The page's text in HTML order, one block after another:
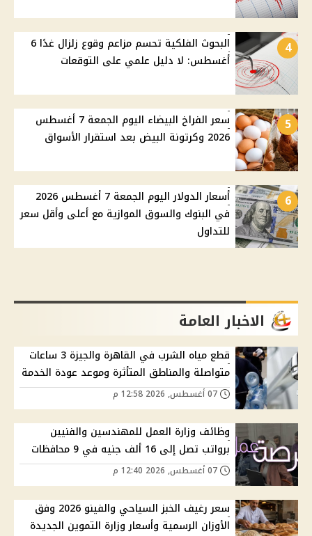
4
البحوث الفلكية تحسم مزاعم وقوع زلزال غدًا 6
أغسطس: لا دليل علمي على التوقعات
5
سعر الفراخ البيضاء اليوم الجمعة 7 أغسطس
2026 وكرتونة البيض بعد استقرار الأسواق
6
أسعار الدولار اليوم الجمعة 7 أغسطس 2026
في البنوك والسوق الموازية مع أعلى وأقل سعر
للتداول
الاخبار العامة
قطع مياه الشرب في القاهرة والجيزة 3 ساعات
متواصلة والمناطق المتأثرة وموعد عودة الخدمة
وظائف وزارة العمل للمهندسين والفنيين
برواتب تصل إلى 16 ألف جنيه في 9 محافظات
سعر رغيف الخبز السياحي والفينو 2026 وفق
الأوزان الرسمية وأسعار وزارة التموين الجديدة